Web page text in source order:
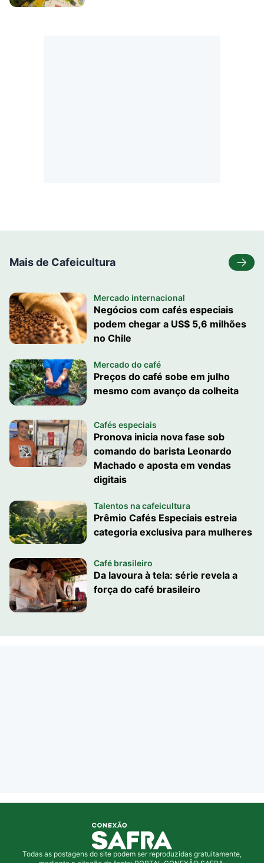
Mais de Cafeicultura
Mercado internacional
Negócios com cafés especiais
podem chegar a US$ 5,6 milhões
no Chile
Mercado do café
Preços do café sobe em julho
mesmo com avanço da colheita
Cafés especiais
Pronova inicia nova fase sob
comando do barista Leonardo
Machado e aposta em vendas
digitais
Talentos na cafeicultura
Prêmio Cafés Especiais estreia
categoria exclusiva para mulheres
Café brasileiro
Da lavoura à tela: série revela a
força do café brasileiro
Todas as postagens do site podem ser reproduzidas gratuitamente,